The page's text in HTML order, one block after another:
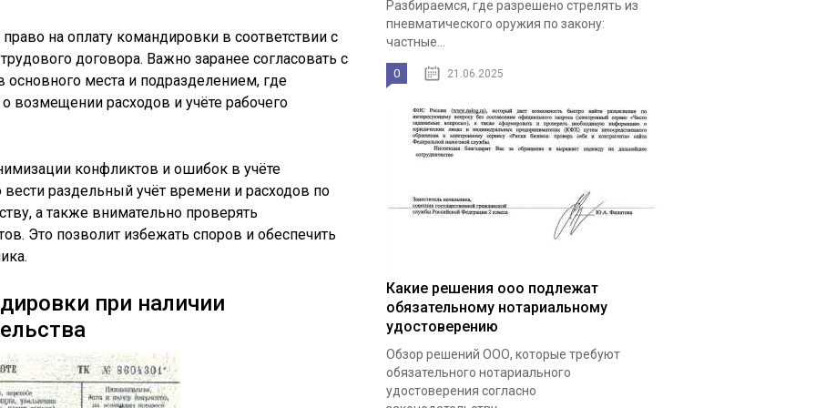
на оплату командировки в соответствии с
договора. Важно заранее согласовать с
места и подразделением, где
возмещении расходов и учёте рабочего
конфликтов и ошибок в учёте
раздельный учёт времени и расходов по
а также внимательно проверять
Это позволит избежать споров и обеспечить
при наличии
Разбираемся, где разрешено стрелять из
пневматического оружия по закону:
частные...
0 21.06.2025
Какие решения ооо подлежат
обязательному нотариальному
удостоверению
Обзор решений ООО, которые требуют
обязательного нотариального
удостоверения согласно